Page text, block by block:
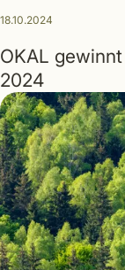
18.10.2024
OKAL
2024